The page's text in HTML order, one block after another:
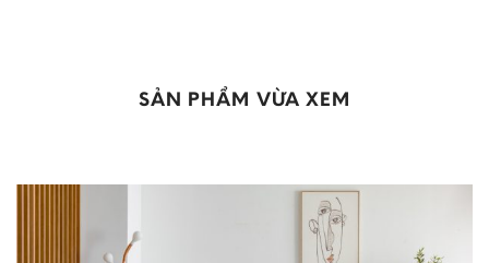
SẢN PHẨM VỪA XEM